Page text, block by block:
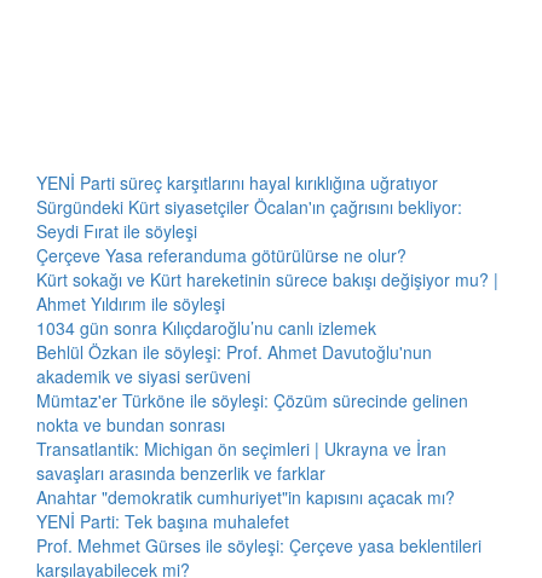
YENİ Parti süreç karşıtlarını hayal kırıklığına uğratıyor
Sürgündeki Kürt siyasetçiler Öcalan'ın çağrısını bekliyor:
Seydi Fırat ile söyleşi
Çerçeve Yasa referanduma götürülürse ne olur?
Kürt sokağı ve Kürt hareketinin sürece bakışı değişiyor mu? |
Ahmet Yıldırım ile söyleşi
1034 gün sonra Kılıçdaroğlu’nu canlı izlemek
Behlül Özkan ile söyleşi: Prof. Ahmet Davutoğlu'nun
akademik ve siyasi serüveni
Mümtaz'er Türköne ile söyleşi: Çözüm sürecinde gelinen
nokta ve bundan sonrası
Transatlantik: Michigan ön seçimleri | Ukrayna ve İran
savaşları arasında benzerlik ve farklar
Anahtar "demokratik cumhuriyet"in kapısını açacak mı?
YENİ Parti: Tek başına muhalefet
Prof. Mehmet Gürses ile söyleşi: Çerçeve yasa beklentileri
karşılayabilecek mi?